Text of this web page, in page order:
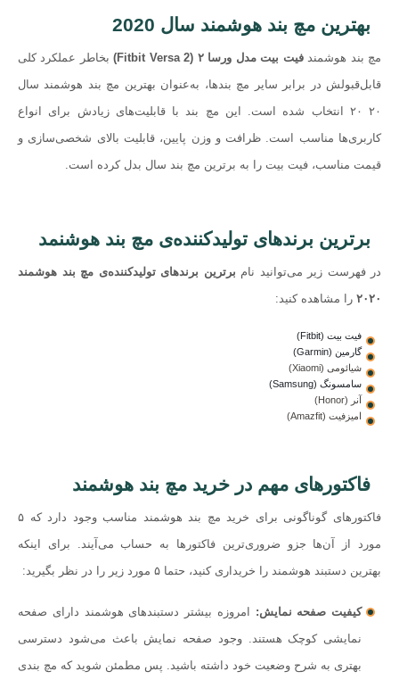
بهترین مچ بند هوشمند سال 2020
مچ بند هوشمندفیت بیت مدل ورسا ۲ (Fitbit Versa 2)
بخاطر عملکرد کلی
قابل‌قبولش در برابر سایر مچ بندها، به‌عنوان بهترین مچ بند هوشمند سال
۲۰ ۲۰ انتخاب شده است. این مچ بند با قابلیت‌‌های زیادش برای انواع
کاربری‌ها مناسب است. ظرافت و وزن پایین، قابلیت بالای شخصی‌سازی و
قیمت مناسب، فیت بیت را به برترین مچ بند سال بدل کرده‌ است.
برترین برندهای تولیدکننده‌ی مچ بند هوشنمد
در فهرست زیر می‌توانید نام برترین برندهای تولیدکننده‌ی مچ بند هوشمند
۲۰۲۰ را مشاهده کنید:
فیت بیت (Fitbit)
گارمین (Garmin)
شیائومی (Xiaomi)
سامسونگ (Samsung)
آنر (Honor)
امیزفیت (Amazfit)
فاکتورهای مهم در خرید مچ بند هوشمند
فاکتورهای گوناگونی برای خرید مچ بند هوشمند مناسب وجود دارد که ۵
مورد از آن‌‌ها جزو ضروری‌ترین فاکتورها به حساب می‌آیند. برای اینکه
بهترین دستبند هوشمند را خریداری کنید، حتما ۵ مورد زیر را در نظر بگیرید:
کیفیت صفحه نمایش: امروزه بیشتر دستبندهای هوشمند دارای صفحه
نمایشی کوچک هستند. وجود صفحه نمایش باعث می‌شود دسترسی
بهتری به شرح وضعیت خود داشته باشید. پس مطمئن شوید که مچ بندی